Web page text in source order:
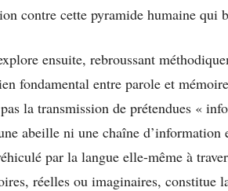
contre cette pyramide humaine qui
ensuite, rebroussant
fondamental entre parole et
la transmission de prétendues «
abeille ni une chaîne
par la langue elle-même à
réelles ou imaginaires, constitue